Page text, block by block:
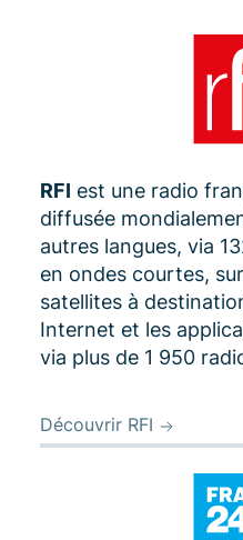
RFI est une radio
diffusée
autres langues, via
en ondes courtes,
satellites à
Internet et les
via plus de 1 950
Découvrir RFI